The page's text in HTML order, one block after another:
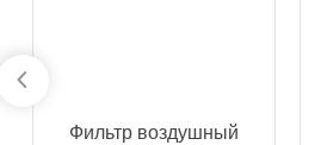
Фильтр воздушный